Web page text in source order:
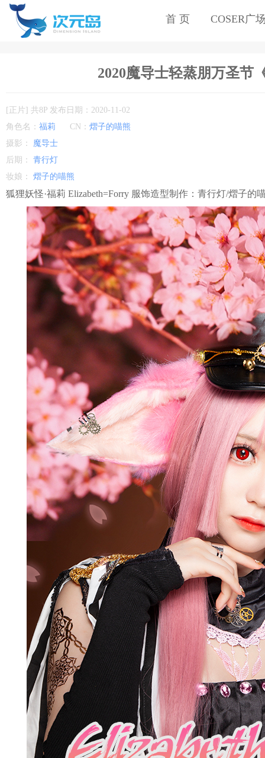
首 页 COSER广
2020魔导士轻蒸朋万圣节
[正片] 共8P 发布日期：2020-11-02
角色名： 福莉 CN： 熠子的喵熊
摄影： 魔导士
后期： 青行灯
妆娘： 熠子的喵熊
狐狸妖怪·福莉 Elizabeth=Forry 服饰造型制作：青行灯/熠子的